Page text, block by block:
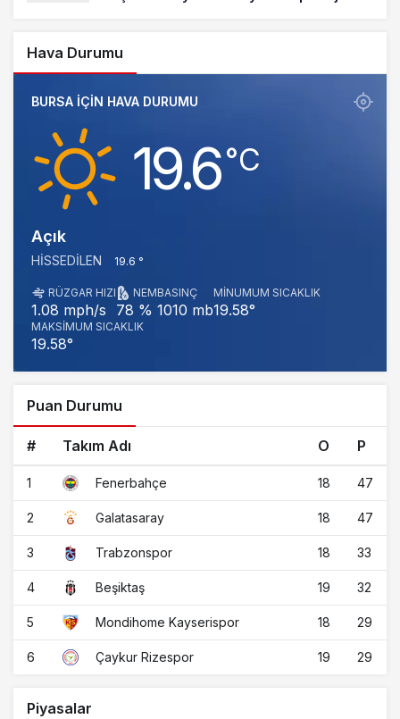
Hava Durumu
BURSA IÇIN HAVA DURUMU
19.6‎°C
Açık
HISSEDILEN 19.6 °
RÜZGAR HIZI
1.08 mph/s
NEM
78 %
BASINÇ
1010 mb
MINUMUM SICAKLIK
19.58°
MAKSIMUM SICAKLIK
19.58°
Puan Durumu
# Takım Adı O P
1 Fenerbahçe 18 47
2 Galatasaray 18 47
3 Trabzonspor 18 33
4 Beşiktaş 19 32
5 Mondihome Kayserispor 18 29
6 Çaykur Rizespor 19 29
Piyasalar